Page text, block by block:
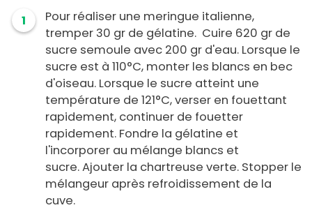
1
Pour réaliser une meringue italienne,
tremper 30 gr de gélatine. Cuire 620 gr de
sucre semoule avec 200 gr d'eau. Lorsque le
sucre est à 110°C, monter les blancs en bec
d'oiseau. Lorsque le sucre atteint une
température de 121°C, verser en fouettant
rapidement, continuer de fouetter
rapidement. Fondre la gélatine et
l'incorporer au mélange blancs et
sucre. Ajouter la chartreuse verte. Stopper le
mélangeur après refroidissement de la
cuve.